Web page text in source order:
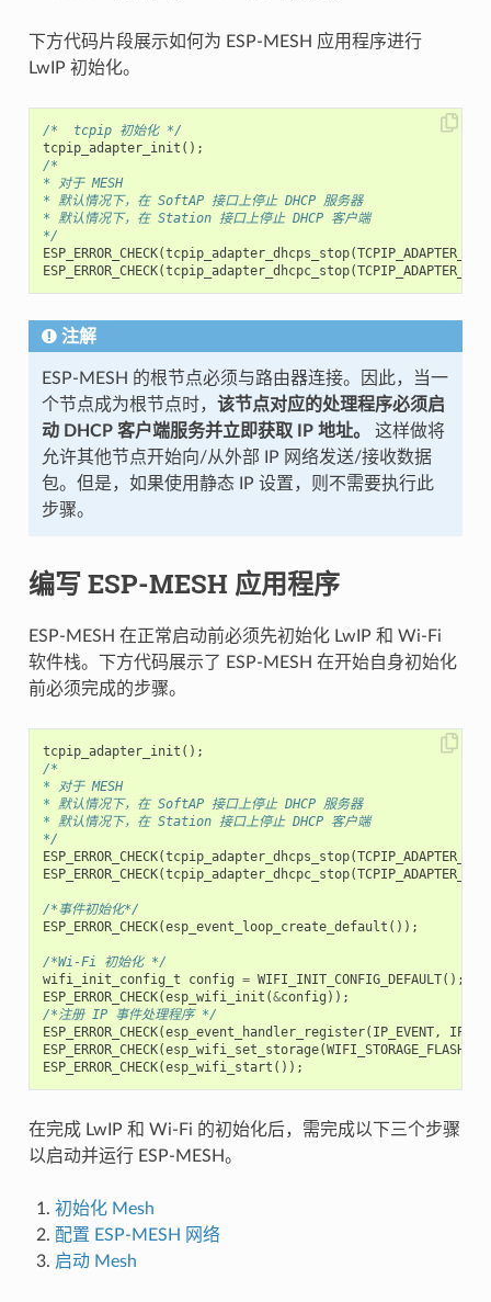
下方代码片段展示如何为 ESP-MESH 应用程序进行
LwIP 初始化。
/*  tcpip 初始化 */
tcpip_adapter_init ();
/*
* 对于 MESH
* 默认情况下，在 SoftAP 接口上停止 DHCP 服务器
* 默认情况下，在 Station 接口上停止 DHCP 客户端
*/
ESP_ERROR_CHECK(tcpip_adapter_dhcps_stop(
ESP_ERROR_CHECK(tcpip_adapter_dhcpc_stop(
注解
ESP-MESH 的根节点必须与路由器连接。因此，当一
个节点成为根节点时， 该节点对应的处理程序必须启
动 DHCP 客户端服务并立即获取 IP 地址。
这样做将
允许其他节点开始向/从外部 IP 网络发送/接收数据
包。但是，如果使用静态 IP 设置，则不需要执行此
步骤。
编写 ESP-MESH 应用程序
ESP-MESH 在正常启动前必须先初始化 LwIP 和 Wi-Fi
软件栈。下方代码展示了 ESP-MESH 在开始自身初始化
前必须完成的步骤。
tcpip_adapter_init ();
/*
* 对于 MESH
* 默认情况下，在 SoftAP 接口上停止 DHCP 服务器
* 默认情况下，在 Station 接口上停止 DHCP 客户端
*/
ESP_ERROR_CHECK(tcpip_adapter_dhcps_stop(
ESP_ERROR_CHECK(tcpip_adapter_dhcpc_stop(
/*事件初始化*/
ESP_ERROR_CHECK(esp_event_loop_create_default ());
/*Wi-Fi 初始化 */
wifi_init_config_t
config = WIFI_INIT_CONFIG_DEFAULT();
ESP_ERROR_CHECK(esp_wifi_init (&config ));
/*注册 IP 事件处理程序 */
ESP_ERROR_CHECK(esp_event_handler_register( IP_EVENT,
ESP_ERROR_CHECK(esp_wifi_set_storage(WIFI_STORAGE_FLASH
ESP_ERROR_CHECK(esp_wifi_start ());
在完成 LwIP 和 Wi-Fi 的初始化后，需完成以下三个步骤
以启动并运行 ESP-MESH。
初始化 Mesh
配置 ESP-MESH 网络
启动 Mesh